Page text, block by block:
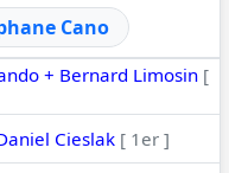
Cano
+ Bernard Limosin [
Cieslak [ 1er ]